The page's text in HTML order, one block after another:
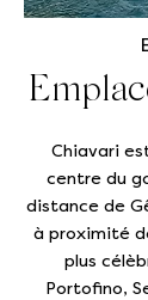
Chiavari
centre du
distance de
à proximité
plus
Portofino,